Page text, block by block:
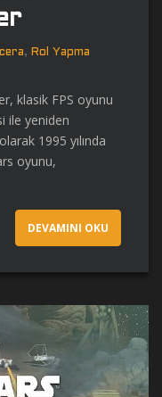
, Rol Yapma
klasik FPS oyunu
ile yeniden
1995 yılında
oyunu,
DEVAMINI OKU